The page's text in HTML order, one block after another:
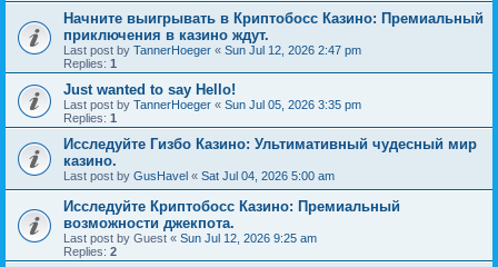
Начните выигрывать в Криптобосс Казино: Премиальный
приключения в казино ждут.
Last post by TannerHoeger « Sun Jul 12, 2026 2:47 pm
Replies: 1
Just wanted to say Hello!
Last post by TannerHoeger « Sun Jul 05, 2026 3:35 pm
Replies: 1
Исследуйте Гизбо Казино: Ультимативный чудесный мир
казино.
Last post by GusHavel « Sat Jul 04, 2026 5:00 am
Исследуйте Криптобосс Казино: Премиальный
возможности джекпота.
Last post by Guest « Sun Jul 12, 2026 9:25 am
Replies: 2